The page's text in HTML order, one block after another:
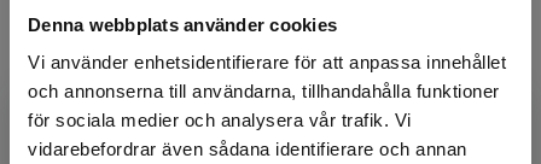
Denna webbplats använder cookies
Vi använder enhetsidentifierare för att anpassa innehållet
och annonserna till användarna, tillhandahålla funktioner
för sociala medier och analysera vår trafik. Vi
vidarebefordrar även sådana identifierare och annan
Begränsad fraktregion
kontakt med ­psykiatrisk vård har förändrats
under senare år. Utvecklingen har bland annat
inneburit at...
365 krinkl. moms
Exkl. moms: 344 kr